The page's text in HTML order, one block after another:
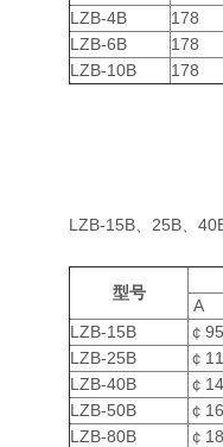
LZB-4B
178
LZB-6B
178
LZB-10B
178
LZB-15B、25B、
型号
A
LZB-15B
￠95
LZB-25B
￠
LZB-40B
￠
LZB-50B
￠
LZB-80B
￠